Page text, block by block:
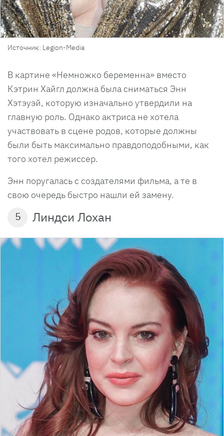
Источник: Legion-Media
В картине «Немножко беременна» вместо
Кэтрин Хайгл должна была сниматься Энн
Хэтэуэй, которую изначально утвердили на
главную роль. Однако актриса не хотела
участвовать в сцене родов, которые должны
были быть максимально правдоподобными, как
того хотел режиссер.
Энн поругалась с создателями фильма, а те в
свою очередь быстро нашли ей замену.
5 Линдси Лохан